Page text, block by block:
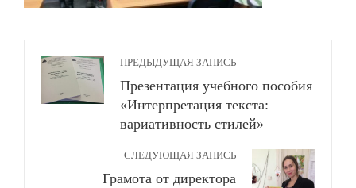
ПРЕДЫДУЩАЯ ЗАПИСЬ
Презентация учебного пособия
«Интерпретация текста:
вариативность стилей»
СЛЕДУЮЩАЯ ЗАПИСЬ
Грамота от директора